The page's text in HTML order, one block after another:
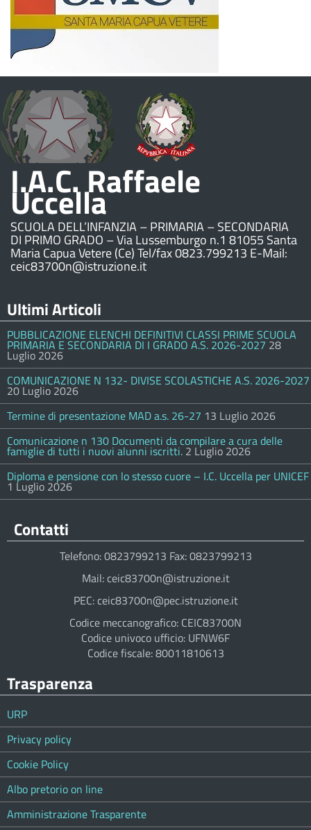
I.A.C. Raffaele
Uccella
SCUOLA DELL’INFANZIA – PRIMARIA – SECONDARIA
DI PRIMO GRADO – Via Lussemburgo n.1 81055 Santa
Maria Capua Vetere (Ce) Tel/fax 0823.799213 E-Mail:
ceic83700n@istruzione.it
Ultimi Articoli
PUBBLICAZIONE ELENCHI DEFINITIVI CLASSI PRIME SCUOLA
PRIMARIA E SECONDARIA DI I GRADO A.S. 2026-2027 28
Luglio 2026
COMUNICAZIONE N 132- DIVISE SCOLASTICHE A.S. 2026-2027
20 Luglio 2026
Termine di presentazione MAD a.s. 26-27 13 Luglio 2026
Comunicazione n 130 Documenti da compilare a cura delle
famiglie di tutti i nuovi alunni iscritti. 2 Luglio 2026
Diploma e pensione con lo stesso cuore – I.C. Uccella per UNICEF
1 Luglio 2026
Contatti
Telefono: 0823799213 Fax: 0823799213
Mail: ceic83700n@istruzione.it
PEC: ceic83700n@pec.istruzione.it
Codice meccanografico: CEIC83700N
Codice univoco ufficio: UFNW6F
Codice fiscale: 80011810613
Trasparenza
URP
Privacy policy
Cookie Policy
Albo pretorio on line
Amministrazione Trasparente